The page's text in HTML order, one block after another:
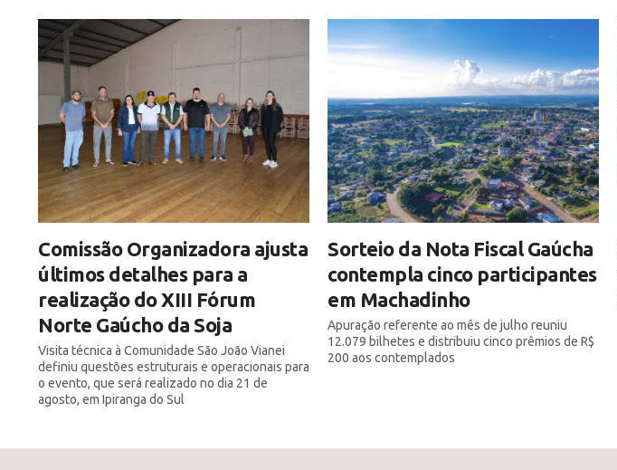
Comissão Organizadora ajusta
últimos detalhes para a
realização do XIII Fórum
Norte Gaúcho da Soja
Visita técnica à Comunidade São João Vianei
definiu questões estruturais e operacionais para
o evento, que será realizado no dia 21 de
agosto, em Ipiranga do Sul
Sorteio da Nota Fiscal Gaúcha
contempla cinco participantes
em Machadinho
Apuração referente ao mês de julho reuniu
12.079 bilhetes e distribuiu cinco prêmios de R$
200 aos contemplados